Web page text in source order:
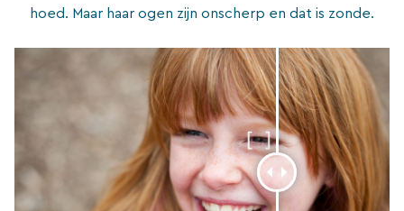
hoed. Maar haar ogen zijn onscherp en dat is zonde.